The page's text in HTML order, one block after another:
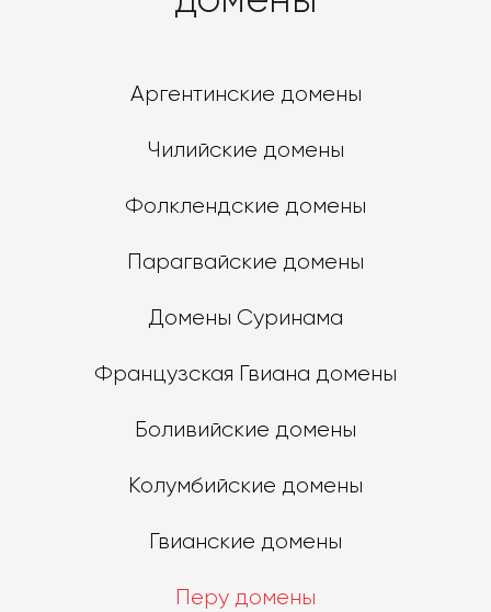
Аргентинские домены
Чилийские домены
Фолклендские домены
Парагвайские домены
Домены Суринама
Французская Гвиана домены
Боливийские домены
Колумбийские домены
Гвианские домены
Перу домены